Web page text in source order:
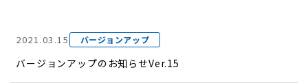
2021.03.15 バージョンアップ
バージョンアップのお知らせVer.15